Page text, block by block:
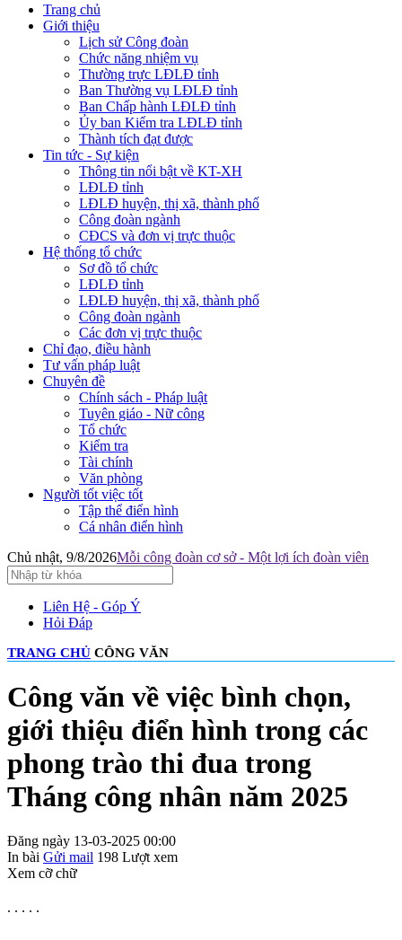
Trang chủ
Giới thiệu
Lịch sử Công đoàn
Chức năng nhiệm vụ
Thường trực LĐLĐ tỉnh
Ban Thường vụ LĐLĐ tỉnh
Ban Chấp hành LĐLĐ tỉnh
Ủy ban Kiểm tra LĐLĐ tỉnh
Thành tích đạt được
Tin tức - Sự kiện
Thông tin nổi bật về KT-XH
LĐLĐ tỉnh
LĐLĐ huyện, thị xã, thành phố
Công đoàn ngành
CĐCS và đơn vị trực thuộc
Hệ thống tổ chức
Sơ đồ tổ chức
LĐLĐ tỉnh
LĐLĐ huyện, thị xã, thành phố
Công đoàn ngành
Các đơn vị trực thuộc
Chỉ đạo, điều hành
Tư vấn pháp luật
Chuyên đề
Chính sách - Pháp luật
Tuyên giáo - Nữ công
Tổ chức
Kiểm tra
Tài chính
Văn phòng
Người tốt việc tốt
Tập thể điển hình
Cá nhân điển hình
Chủ nhật, 9/8/2026Mỗi công đoàn cơ sở - Một lợi ích đoàn viên
Liên Hệ - Góp Ý
Hỏi Đáp
TRANG CHỦ CÔNG VĂN
Công văn về việc bình chọn,
giới thiệu điển hình trong các
phong trào thi đua trong
Tháng công nhân năm 2025
Đăng ngày 13-03-2025 00:00
In bài Gửi mail 198 Lượt xem
Xem cỡ chữ
. . . . .